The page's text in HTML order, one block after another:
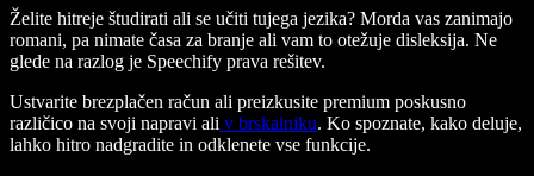
Želite hitreje študirati ali se učiti tujega jezika? Morda vas zanimajo
romani, pa nimate časa za branje ali vam to otežuje disleksija. Ne
glede na razlog je Speechify prava rešitev.
Ustvarite brezplačen račun ali preizkusite premium poskusno
različico na svoji napravi ali v brskalniku. Ko spoznate, kako deluje,
lahko hitro nadgradite in odklenete vse funkcije.